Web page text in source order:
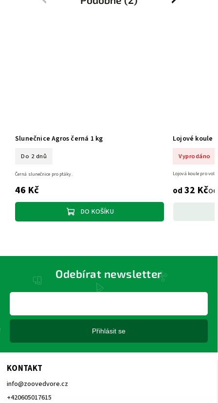
Slunečnice Agros černá 1 kg
Do 2 dnů
46 Kč
DO KOŠÍKU
Černá slunečnice pro ptáky.
Lojové koule
Vyprodáno
od 32 Kč
Lojová koule pro
KONTAKT
info@zoovedvore.cz
+420605017615
Odebírat newsletter
Přihlásit se